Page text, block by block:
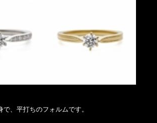
で、平打ちのフォルムです。